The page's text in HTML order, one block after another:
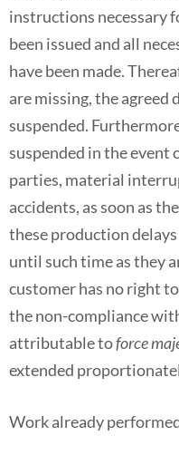
instructions necessary
been issued and all
have been made.
are missing, the agreed
suspended.
suspended in the event
parties, material
accidents, as soon as
these production
until such time as they
customer has no right
the non-compliance
attributable toforce
extended
Work already